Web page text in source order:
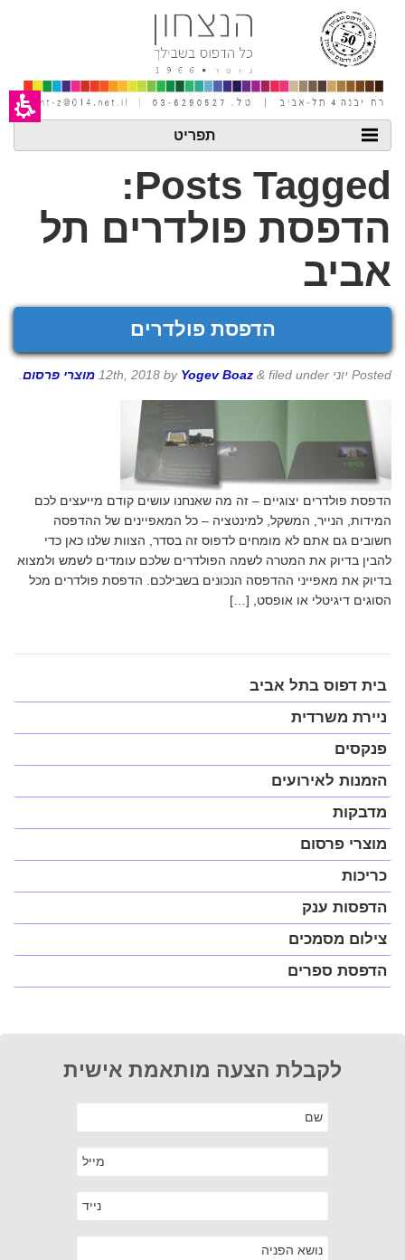
אינטרנט,
אנטר
לאזור
תוכן
תפריט
Posts Tagged:
הדפסת פולדרים תל
אביב
הדפסת פולדרים
Posted יוני 12th, 2018 by Yogev Boaz & filed under מוצרי פרסום
הדפסת פולדרים יצוגיים – זה מה שאנחנו עושים קודם מייעצים לכם
המידות, הנייר, המשקל, למינטציה – כל המאפיינים של ההדפסה
חשובים גם אתם לא מומחים לדפוס זה בסדר, הצוות שלנו כאן כדי
להבין בדיוק את המטרה לשמה הפולדרים שלכם עומדים לשמש ולמצוא
בדיוק את מאפייני ההדפסה הנכונים בשבילכם. הדפסת פולדרים מכל
הסוגים דיגיטלי או אופסט, […]
פתח
תפריט
במצב
נגיש
(התפריט
יפתח
בחלונית
בית דפוס בתל אביב
ניירת משרדית
פנקסים
הזמנות לאירועים
מדבקות
מוצרי פרסום
כריכות
הדפסות ענק
צילום מסמכים
הדפסת ספרים
לקבלת הצעה מותאמת אישית